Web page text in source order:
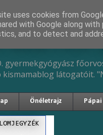
Béla
gyermekgyógyász
látogatóit.
Önéletrajz Pápai
uses cookies from
with Google along
and to detect and